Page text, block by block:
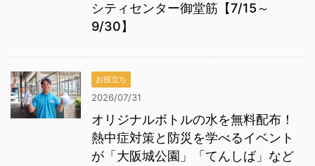
シティセンター御堂筋【7/15～
9/30】
お役立ち
2026/07/31
オリジナルボトルの水を無料配布！
熱中症対策と防災を学べるイベント
が「大阪城公園」「てんしば」など